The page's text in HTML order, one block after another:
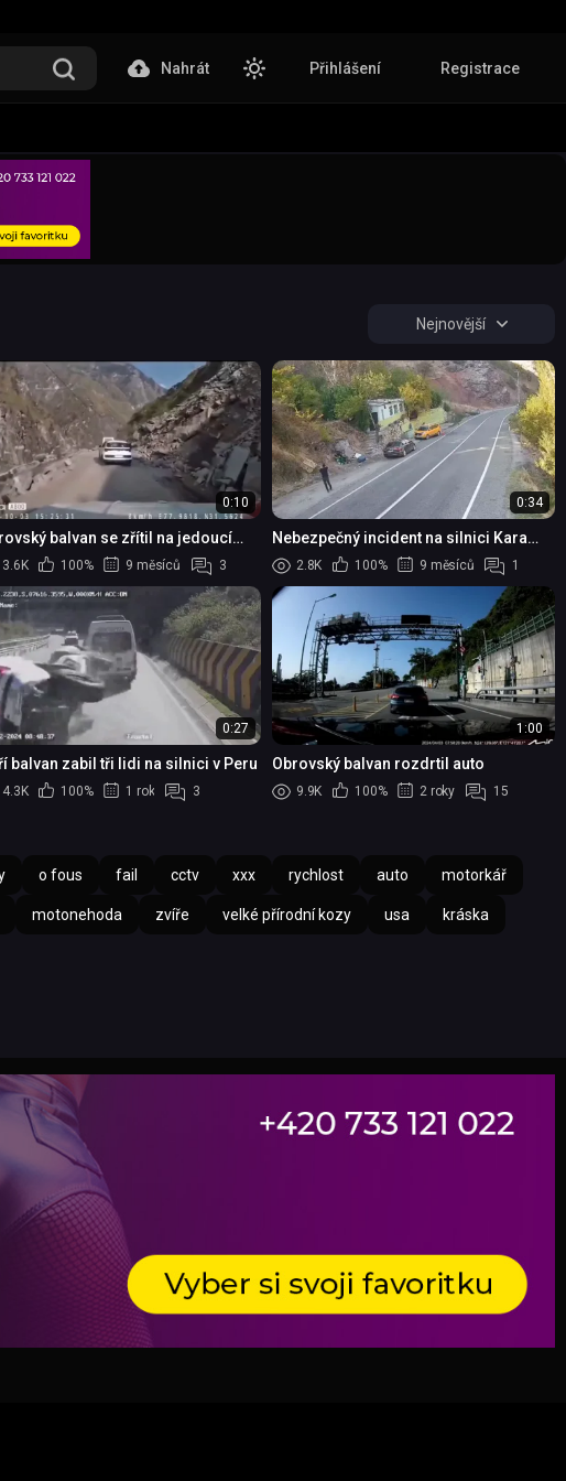
Nahrát Přihlášení Registrace
Nejnovější
0:10
balvan se zřítil na jedoucí
3.6K 100% 9 měsíců 3
0:34
Nebezpečný incident na silnici Kara
Haydar
2.8K 100% 9 měsíců 1
0:27
balvan zabil tři lidi na silnici v Peru
4.3K 100% 1 rok 3
1:00
Obrovský balvan rozdrtil auto
9.9K 100% 2 roky 15
o fous fail cctv xxx rychlost auto motorkář
motonehoda zvíře velké přírodní kozy usa kráska